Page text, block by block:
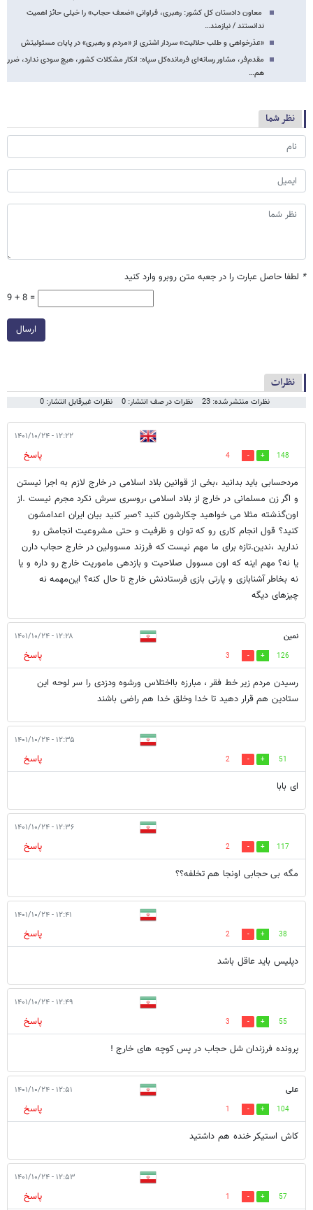
معاون دادستان کل کشور: رهبری، فراوانی «ضعف حجاب» را خیلی حائز اهمیت
ندانستند / نیازمند…
«عذرخواهی و طلب حلالیت» ‌سردار اشتری از «مردم و رهبری» در پایان مسئولیتش
مقدم‌فر، مشاور رسانه‌ای فرمانده‌کل سپاه: انکار مشکلات کشور، هیچ سودی ندارد، ضرر
هم…
نظر شما
* لطفا حاصل عبارت را در جعبه متن روبرو وارد کنید
9 + 8 =
ارسال
نظرات
نظرات منتشر شده: 23 نظرات در صف انتشار: 0 نظرات غیرقابل انتشار: 0
۱۲:۲۲ - ۱۴۰۱/۱۰/۲۴
148
4
پاسخ
مرد‌حسابی باید بدانید ،بخی از قوانین بلاد اسلامی در خارج لازم به اجرا نیستن
و اگر زن مسلمانی در خارج از بلاد اسلامی ،روسری سرش نکرد مجرم نیست .از
اون‌گذشته مثلا می خواهید چکارشون کنید ؟صبر کنید بیان ایران اعدامشون
کنید؟ قول انجام کاری رو که توان و ظرفیت و حتی مشروعیت انجامش رو‌
ندارید ،ندین.تازه برای ما مهم نیست که فرزند مسوولین در خارج حجاب دارن
یا نه؟ مهم اینه که اون مسوول صلاحیت و بازدهی ماموریت خارج رو‌ داره و یا
نه بخاطر آشنابازی و پارتی بازی فرستادنش خارج تا حال کنه؟ این‌مهمه نه
چیزهای دیگه
نمین ۱۲:۲۸ - ۱۴۰۱/۱۰/۲۴
126
3
پاسخ
رسیدن مردم زیر خط فقر ، مبارزه بااختلاس ورشوه ودزدی را سر لوحه این
ستادین هم قرار دهید تا خدا وخلق خدا هم راضی باشند
۱۲:۳۵ - ۱۴۰۱/۱۰/۲۴
51
2
پاسخ
ای بابا
۱۲:۳۶ - ۱۴۰۱/۱۰/۲۴
117
2
پاسخ
مگه بی حجابی اونجا هم تخلفه؟؟
۱۲:۴۱ - ۱۴۰۱/۱۰/۲۴
38
2
پاسخ
دپلیس باید عاقل باشد
۱۲:۴۹ - ۱۴۰۱/۱۰/۲۴
55
3
پاسخ
پرونده فرزندان شل حجاب در پس کوچه های خارج !
علی ۱۲:۵۱ - ۱۴۰۱/۱۰/۲۴
104
1
پاسخ
کاش استیکر خنده هم داشتید
۱۲:۵۳ - ۱۴۰۱/۱۰/۲۴
57
1
پاسخ